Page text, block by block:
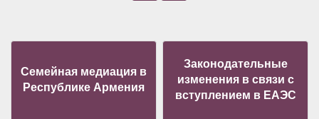
Семейная медиация в
Республике Армения
Законодательные
изменения в связи с
вступлением в ЕАЭС